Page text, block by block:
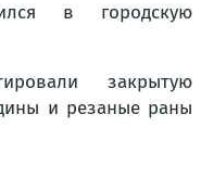
в городскую
закрытую
и резаные раны